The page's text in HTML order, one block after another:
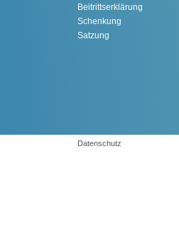
Beitrittserklärung
Schenkung
Satzung
Datenschutz